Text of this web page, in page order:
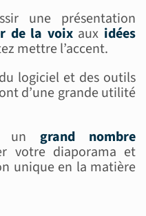
une présentation
de la voixaux idées
mettre l’accent.
logiciel et des outils
d’une grande utilité
grand nombre
votre diaporama et
unique en la matière